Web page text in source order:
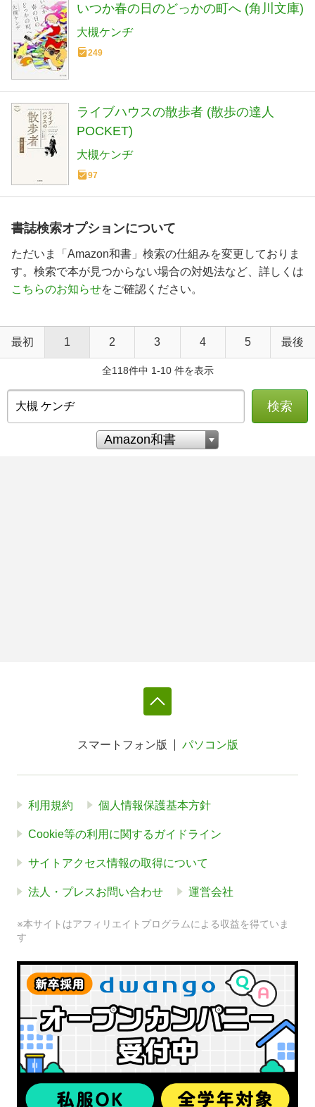
いつか春の日のどっかの町へ (角川文庫)
大槻ケンヂ
249
ライブハウスの散歩者 (散歩の達人
POCKET)
大槻ケンヂ
97
書誌検索オプションについて
ただいま「Amazon和書」検索の仕組みを変更しておりま
す。検索で本が見つからない場合の対処法など、詳しくは
こちらのお知らせをご確認ください。
最初 1 2 3 4 5 最後
全118件中 1-10 件を表示
検索
スマートフォン版 パソコン版
利用規約 個人情報保護基本方針
Cookie等の利用に関するガイドライン
サイトアクセス情報の取得について
法人・プレスお問い合わせ 運営会社
※本サイトはアフィリエイトプログラムによる収益を得ていま
す